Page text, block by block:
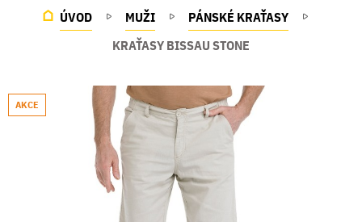
ÚVOD MUŽI
PÁNSKÉ KRAŤASY
KRAŤASY BISSAU STONE
AKCE